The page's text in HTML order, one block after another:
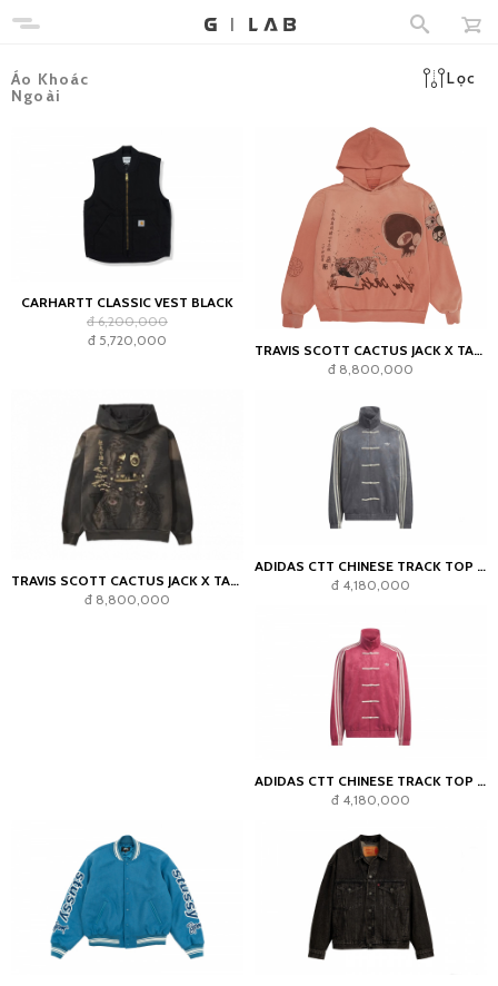
Áo Khoác
Ngoài
Lọc
CARHARTT CLASSIC VEST BLACK
đ 6,200,000
đ 5,720,000
TRAVIS SCOTT CACTUS JACK X TAKASHI MURAKAMI THE PATH HOODIE ORANGE
đ 8,800,000
TRAVIS SCOTT CACTUS JACK X TAKASHI MURAKAMI HOLLOW HOODIE BROWN
đ 8,800,000
ADIDAS CTT CHINESE TRACK TOP 3.1 GENDER NEUTRAL JACKET (ASIA SIZING) GREY BLUE
đ 4,180,000
ADIDAS CTT CHINESE TRACK TOP 3.1 GENDER NEUTRAL JACKET (ASIAN SIZING) COLLEGIATE BURGUNDY
đ 4,180,000